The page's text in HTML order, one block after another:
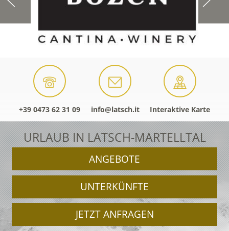
+39 0473 62 31 09 info@latsch.it Interaktive Karte
URLAUB IN LATSCH-MARTELLTAL
ANGEBOTE
UNTERKÜNFTE
JETZT ANFRAGEN